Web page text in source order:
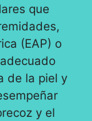
que
(EAP) o
de la piel y
y el